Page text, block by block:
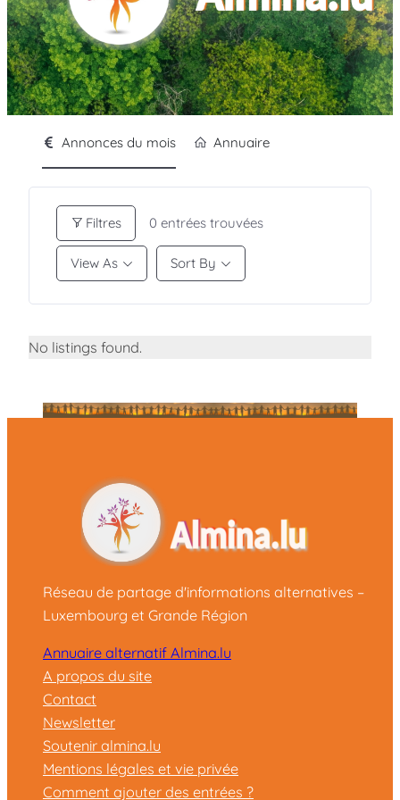
Annonces du mois Annuaire
Filtres 0 entrées trouvées
View As Sort By
No listings found.
Réseau de partage d'informations alternatives –
Luxembourg et Grande Région
Annuaire alternatif Almina.lu
A propos du site
Contact
Newsletter
Soutenir almina.lu
Mentions légales et vie privée
Comment ajouter des entrées ?